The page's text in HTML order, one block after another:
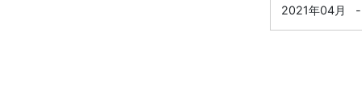
2021年04月
-